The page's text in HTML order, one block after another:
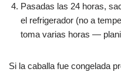
Pasadas las 24 horas,
el refrigerador (no a
toma varias horas —
Si la caballa fue congelada